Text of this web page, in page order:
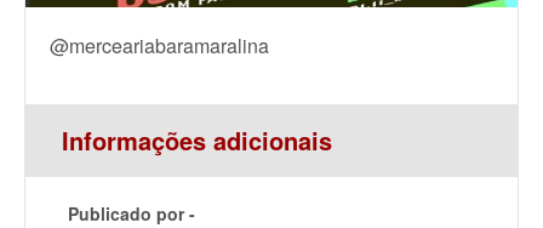
@merceariabaramaralina
Informações adicionais
Publicado por -